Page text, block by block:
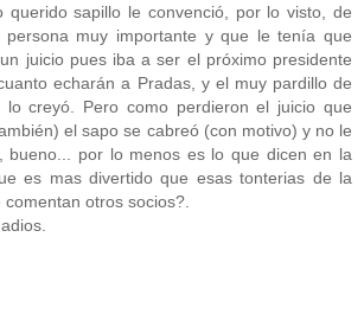
querido sapillo le convenció, por lo visto, de
muy importante y que le tenía que
juicio pues iba a ser el próximo presidente
echarán a Pradas, y el muy pardillo de
lo creyó. Pero como perdieron el juicio que
el sapo se cabreó (con motivo) y no le
bueno... por lo menos es lo que dicen en la
es mas divertido que esas tonterias de la
otros socios?.